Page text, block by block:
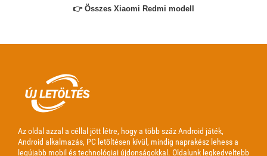
👉 Összes Xiaomi Redmi modell
Az oldal azzal a céllal jött létre, hogy a több száz Android játék,
Android alkalmazás, PC letöltésen kívül, mindig naprakész lehess a
legújabb mobil és technológiai újdonságokkal. Oldalunk legkedveltebb